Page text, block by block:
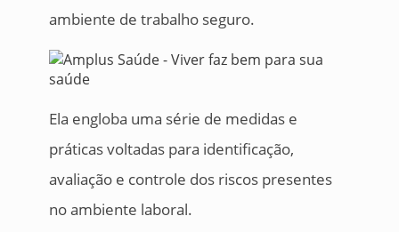
ambiente de trabalho seguro.
Ela engloba uma série de medidas e
práticas voltadas para identificação,
avaliação e controle dos riscos presentes
no ambiente laboral.